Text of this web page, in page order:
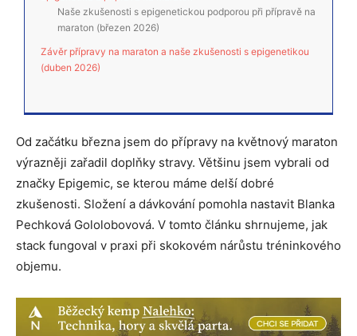
Naše zkušenosti s epigenetickou podporou při přípravě na
maraton (březen 2026)
Závěr přípravy na maraton a naše zkušenosti s epigenetikou
(duben 2026)
Od začátku března jsem do přípravy na květnový maraton
výrazněji zařadil doplňky stravy. Většinu jsem vybrali od
značky Epigemic, se kterou máme delší dobré
zkušenosti. Složení a dávkování pomohla nastavit Blanka
Pechková Gololobovová. V tomto článku shrnujeme, jak
stack fungoval v praxi při skokovém nárůstu tréninkového
objemu.